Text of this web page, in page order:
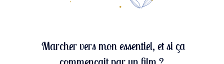
Marcher vers mon essentiel, et si ça